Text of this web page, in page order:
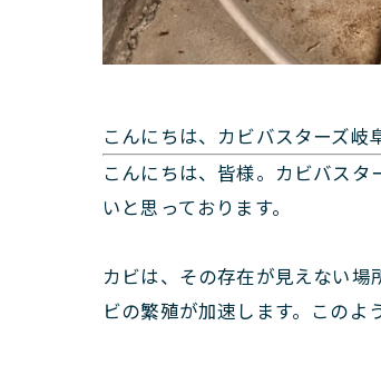
こんにちは、カビバスターズ岐
こんにちは、皆様。カビバス
いと思っております。
カビは、その存在が見えない
ビの繁殖が加速します。このよ